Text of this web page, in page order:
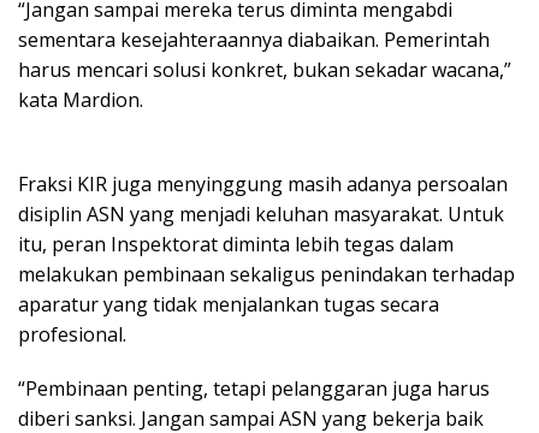
“Jangan sampai mereka terus diminta mengabdi
sementara kesejahteraannya diabaikan. Pemerintah
harus mencari solusi konkret, bukan sekadar wacana,”
kata Mardion.
Fraksi KIR juga menyinggung masih adanya persoalan
disiplin ASN yang menjadi keluhan masyarakat. Untuk
itu, peran Inspektorat diminta lebih tegas dalam
melakukan pembinaan sekaligus penindakan terhadap
aparatur yang tidak menjalankan tugas secara
profesional.
“Pembinaan penting, tetapi pelanggaran juga harus
diberi sanksi. Jangan sampai ASN yang bekerja baik